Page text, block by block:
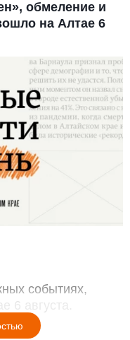
обмеление и
на Алтае 6
событиях,
6 августа.